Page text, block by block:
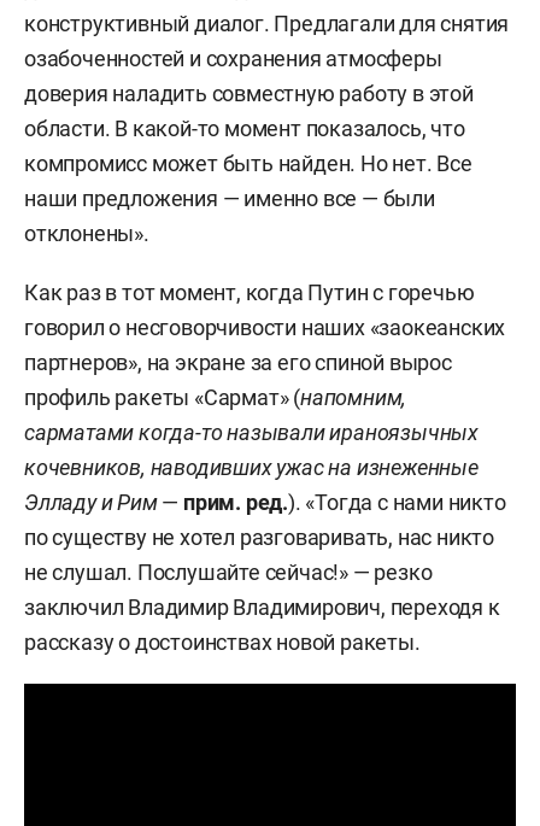
конструктивный диалог. Предлагали для снятия
озабоченностей и сохранения атмосферы
доверия наладить совместную работу в этой
области. В какой-то момент показалось, что
компромисс может быть найден. Но нет. Все
наши предложения — именно все — были
отклонены».
Как раз в тот момент, когда Путин с горечью
говорил о несговорчивости наших «заокеанских
партнеров», на экране за его спиной вырос
профиль ракеты «Сармат» (напомним,
сарматами когда-то называли ираноязычных
кочевников, наводивших ужас на изнеженные
Элладу и Рим— прим. ред.). «Тогда с нами никто
по существу не хотел разговаривать, нас никто
не слушал. Послушайте сейчас!» — резко
заключил Владимир Владимирович, переходя к
рассказу о достоинствах новой ракеты.